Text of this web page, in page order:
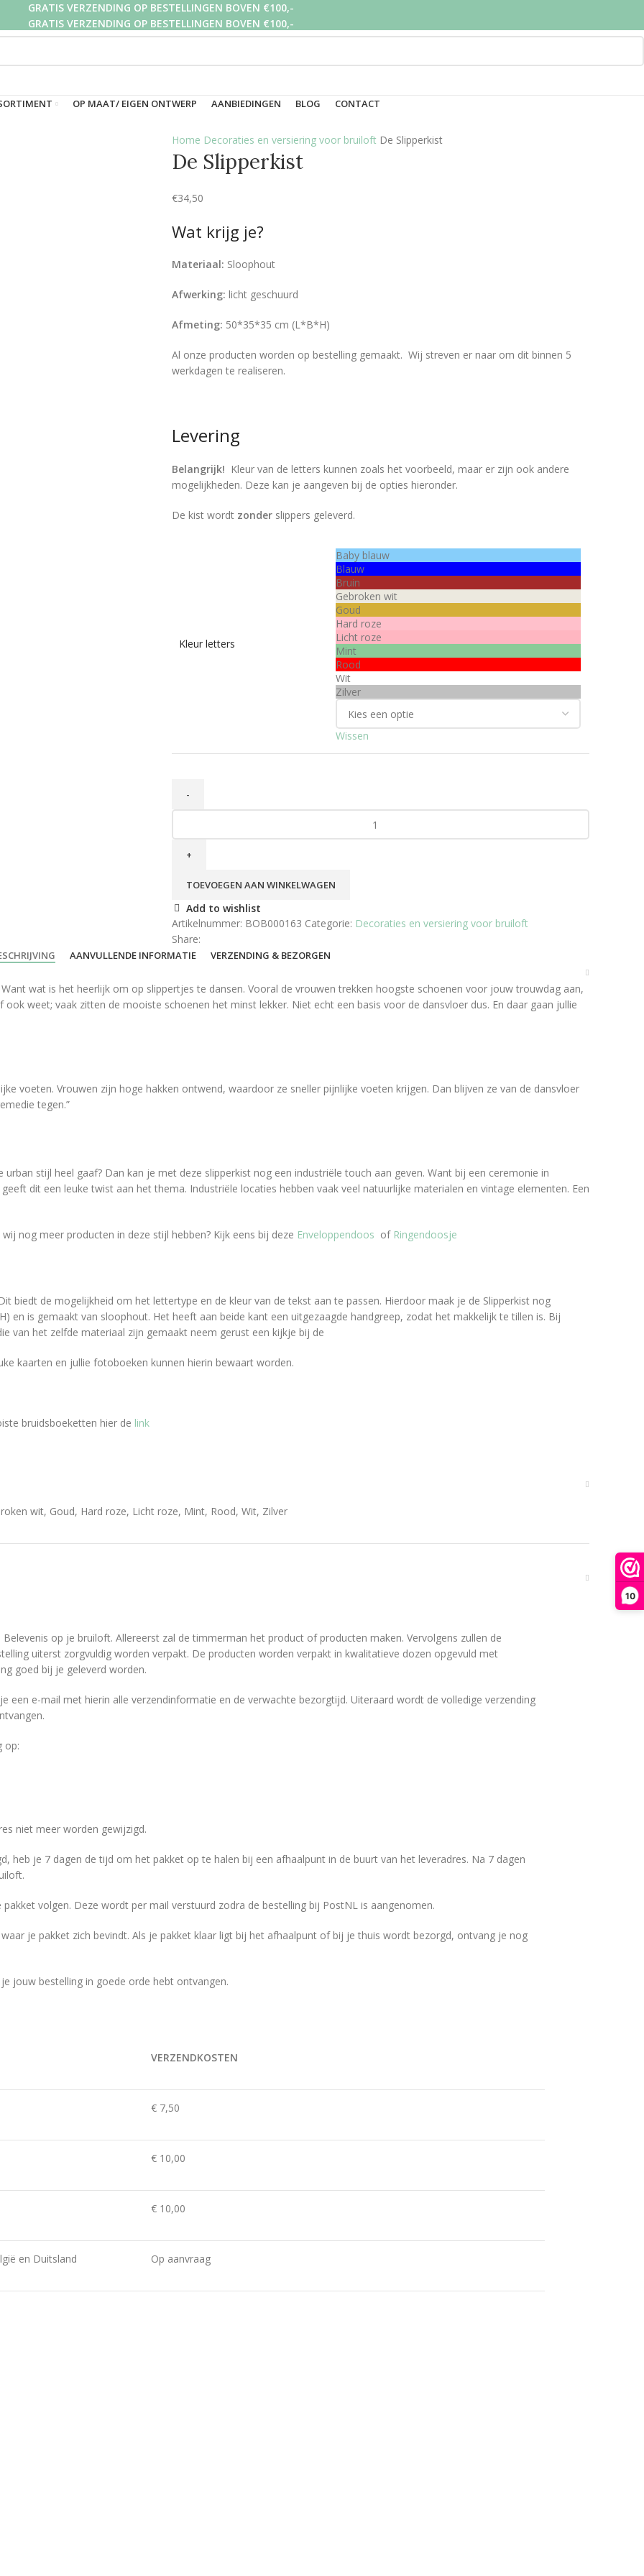
10
GRATIS VERZENDING OP BESTELLINGEN BOVEN €100,-
GRATIS VERZENDING OP BESTELLINGEN BOVEN €100,-
GRATIS VERZENDING OP BESTELLINGEN BOVEN €100,-
OP MAAT/ EIGEN ONTWERP AANBIEDINGEN BLOG CONTACT
Home Decoraties en versiering voor bruiloft De Slipperkist
De Slipperkist
€34,50
Wat krijg je?
Materiaal: Sloophout
Afwerking: licht geschuurd
Afmeting: 50*35*35 cm (L*B*H)
Al onze producten worden op bestelling gemaakt. Wij streven er naar om dit binnen 5
werkdagen te realiseren.
Levering
Belangrijk! Kleur van de letters kunnen zoals het voorbeeld, maar er zijn ook andere
mogelijkheden. Deze kan je aangeven bij de opties hieronder.
De kist wordt zonder slippers geleverd.
Kleur letters
Baby blauw
Blauw
Bruin
Gebroken wit
Goud
Hard roze
Licht roze
Mint
Rood
Wit
Zilver
Wissen
TOEVOEGEN AAN WINKELWAGEN
Add to wishlist
Artikelnummer: BOB000163 Categorie: Decoraties en versiering voor bruiloft
Share:
AANVULLENDE INFORMATIE VERZENDING & BEZORGEN
wat is het heerlijk om op slippertjes te dansen. Vooral de vrouwen trekken hoogste schoenen voor jouw trouwdag aan,
weet; vaak zitten de mooiste schoenen het minst lekker. Niet echt een basis voor de dansvloer dus. En daar gaan jullie
voeten. Vrouwen zijn hoge hakken ontwend, waardoor ze sneller pijnlijke voeten krijgen. Dan blijven ze van de dansvloer
tegen.”
stijl heel gaaf? Dan kan je met deze slipperkist nog een industriële touch aan geven. Want bij een ceremonie in
dit een leuke twist aan het thema. Industriële locaties hebben vaak veel natuurlijke materialen en vintage elementen. Een
nog meer producten in deze stijl hebben? Kijk eens bij deze Enveloppendoos of Ringendoosje
biedt de mogelijkheid om het lettertype en de kleur van de tekst aan te passen. Hierdoor maak je de Slipperkist nog
is gemaakt van sloophout. Het heeft aan beide kant een uitgezaagde handgreep, zodat het makkelijk te tillen is. Bij
van het zelfde materiaal zijn gemaakt neem gerust een kijkje bij de
kaarten en jullie fotoboeken kunnen hierin bewaart worden.
bruidsboeketten hier de link
wit, Goud, Hard roze, Licht roze, Mint, Rood, Wit, Zilver
op je bruiloft. Allereerst zal de timmerman het product of producten maken. Vervolgens zullen de
uiterst zorgvuldig worden verpakt. De producten worden verpakt in kwalitatieve dozen opgevuld met
goed bij je geleverd worden.
een e-mail met hierin alle verzendinformatie en de verwachte bezorgtijd. Uiteraard wordt de volledige verzending
op:
niet meer worden gewijzigd.
heb je 7 dagen de tijd om het pakket op te halen bij een afhaalpunt in de buurt van het leveradres. Na 7 dagen
volgen. Deze wordt per mail verstuurd zodra de bestelling bij PostNL is aangenomen.
je pakket zich bevindt. Als je pakket klaar ligt bij het afhaalpunt of bij je thuis wordt bezorgd, ontvang je nog
jouw bestelling in goede orde hebt ontvangen.
VERZENDKOSTEN
€ 7,50
€ 10,00
€ 10,00
en Duitsland Op aanvraag